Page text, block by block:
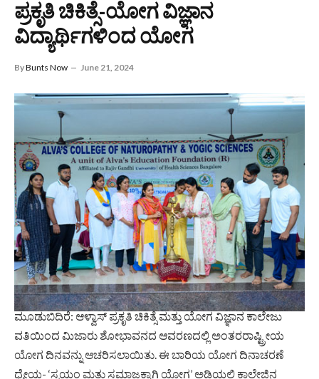
ಪ್ರಕೃತಿ ಚಿಕಿತ್ಸೆ-ಯೋಗ ವಿಜ್ಞಾನ
ವಿದ್ಯಾರ್ಥಿಗಳಿಂದ ಯೋಗ
ByBunts Now June 21, 2024
ಮೂಡುಬಿದಿರೆ: ಆಳ್ವಾಸ್ ಪ್ರಕೃತಿ ಚಿಕಿತ್ಸೆ ಮತ್ತು ಯೋಗ ವಿಜ್ಞಾನ ಕಾಲೇಜು
ವತಿಯಿಂದ ಮಿಜಾರು ಶೋಭಾವನದ ಆವರಣದಲ್ಲಿ ಅಂತರರಾಷ್ಟ್ರೀಯ
ಯೋಗ ದಿನವನ್ನು ಆಚರಿಸಲಾಯಿತು. ಈ ಬಾರಿಯ ಯೋಗ ದಿನಾಚರಣೆ
ಧ್ಯೇಯ- ‘ಸ್ವಯಂ ಮತ್ತು ಸಮಾಜಕ್ಕಾಗಿ ಯೋಗ’ ಅಡಿಯಲ್ಲಿ ಕಾಲೇಜಿನ